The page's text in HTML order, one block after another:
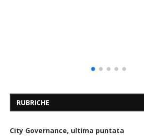
RUBRICHE
City Governance, ultima puntata